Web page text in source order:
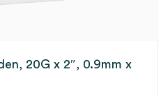
20G x 2″, 0.9mm x